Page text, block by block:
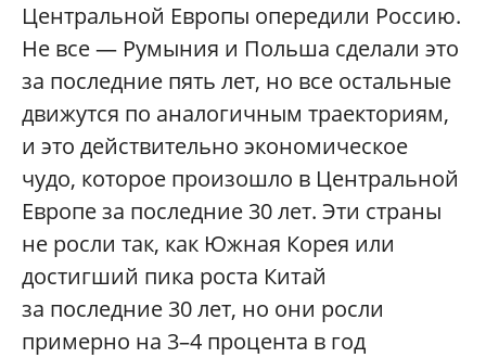
Центральной Европы опередили Россию.
Не все — Румыния и Польша сделали это
за последние пять лет, но все остальные
движутся по аналогичным траекториям,
и это действительно экономическое
чудо, которое произошло в Центральной
Европе за последние 30 лет. Эти страны
не росли так, как Южная Корея или
достигший пика роста Китай
за последние 30 лет, но они росли
примерно на 3–4 процента в год